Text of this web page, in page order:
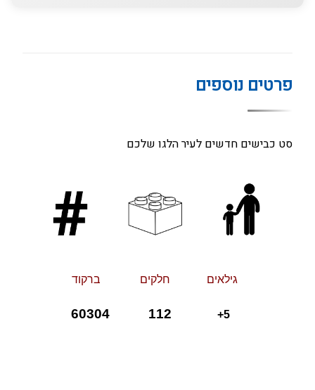
פרטים נוספים
סט כבישים חדשים לעיר הלגו שלכם
גילאים חלקים ברקוד
5+
112 60304